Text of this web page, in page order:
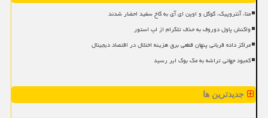
متا، آنتروپیک، گوگل و اوپن ای آی به کاخ سفید احضار شدند
واکنش پاول دوروف به حذف تلگرام از اپ استور
مراکز داده قربانی پنهان قطعی برق هزینه اختلال در اقتصاد دیجیتال
کمبود جهانی تراشه به مک بوک ایر رسید
جدیدترین ها